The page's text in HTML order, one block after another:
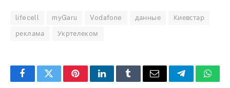
lifecell myGaru Vodafone данные Киевстар
реклама Укртелеком
FacebookTwitterPinterestLinkedInTumblrEmail Telegram